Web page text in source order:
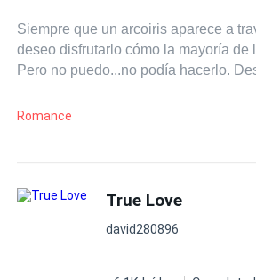
ante las tentaciones y pasiones más
amor?
Siempre que un arcoiris aparece a
deseo disfrutarlo cómo la mayoría de
Pero no puedo...no podía hacerlo. Desde que el rojo me
verde a tu suéter de rayas, y el rosa a
Romance
True Love
david280896